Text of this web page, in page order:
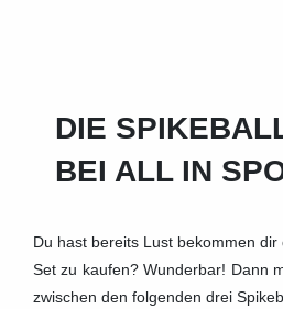
DIE
BEI ALL IN
Du hast bereits Lust bekommen
Set zu kaufen? Wunderbar! Dann
zwischen den folgenden drei